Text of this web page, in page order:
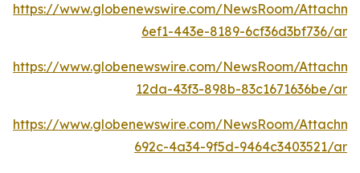
https://www.globenewswire.com/NewsRoom/
6ef1-443e-8189-6cf36d3bf736/ar
https://www.globenewswire.com/NewsRoom/
12da-43f3-898b-83c1671636be/ar
https://www.globenewswire.com/NewsRoom/
692c-4a34-9f5d-9464c3403521/ar